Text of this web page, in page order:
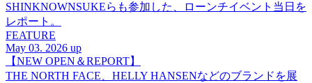
SHINKNOWNSUKEらも参加した、ローンチイベント当日を
レポート。
FEATURE
May 03. 2026 up
【NEW OPEN＆REPORT】
THE NORTH FACE、HELLY HANSENなどのブランドを展